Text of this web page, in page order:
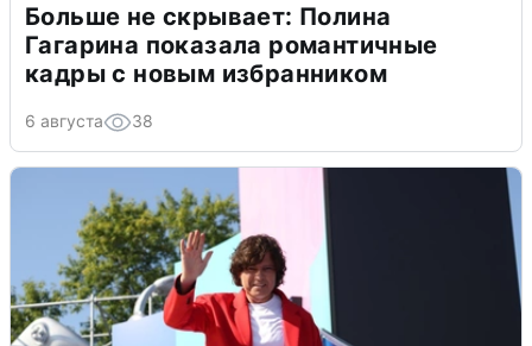
Больше не скрывает: Полина
Гагарина показала романтичные
кадры с новым избранником
6 августа 38